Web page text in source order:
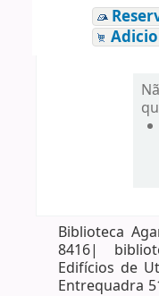
Biblioteca
8416|
Edifícios de
Entrequadra